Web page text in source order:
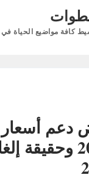
كافة مواضيع الحياة في
أسعار
والبنزين 2019